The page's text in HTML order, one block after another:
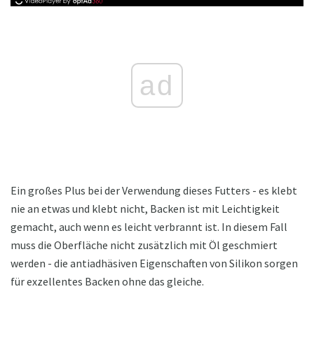
ad
Ein großes Plus bei der Verwendung dieses Futters - es klebt
nie an etwas und klebt nicht, Backen ist mit Leichtigkeit
gemacht, auch wenn es leicht verbrannt ist. In diesem Fall
muss die Oberfläche nicht zusätzlich mit Öl geschmiert
werden - die antiadhäsiven Eigenschaften von Silikon sorgen
für exzellentes Backen ohne das gleiche.